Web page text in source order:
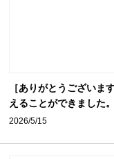
［ありがとうございま
えることができました。
2026/5/15